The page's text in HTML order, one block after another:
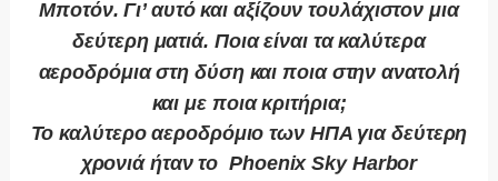
Μποτόν. Γι’ αυτό και αξίζουν τουλάχιστον μια
δεύτερη ματιά. Ποια είναι τα καλύτερα
αεροδρόμια στη δύση και ποια στην ανατολή
και με ποια κριτήρια;
Το καλύτερο αεροδρόμιο των ΗΠΑ για δεύτερη
χρονιά ήταν το Phoenix Sky Harbor